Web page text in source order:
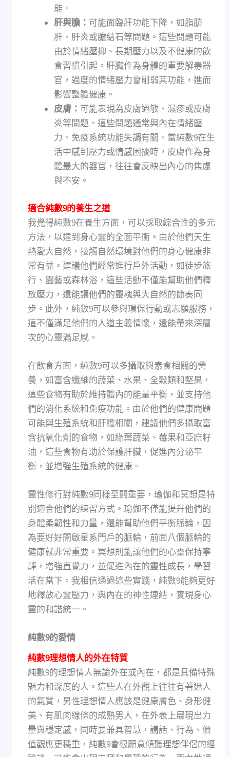
能。
肝與膽： 可能面臨肝功能下降，如脂肪
肝、肝炎或膽結石等問題。這些問題可能
由於情緒壓抑、長期壓力以及不健康的飲
食習慣引起。肝臟作為身體的重要解毒器
官，過度的情緒壓力會削弱其功能，進而
影響整體健康。
皮膚： 可能表現為皮膚過敏、濕疹或皮膚
炎等問題。這些問題通常與內在情緒壓
力、免疫系統功能失調有關。當純數9在生
活中感到壓力或情感困擾時，皮膚作為身
體最大的器官，往往會反映出內心的焦慮
與不安。
適合純數9的養生之道
我覺得純數9在養生方面，可以採取綜合性的多元
方法，以達到身心靈的全面平衡。由於他們天生
熱愛大自然，接觸自然環境對他們的身心健康非
常有益。建議他們經常進行戶外活動，如徒步旅
行、園藝或森林浴，這些活動不僅能幫助他們釋
放壓力，還能讓他們的靈魂與大自然的節奏同
步。此外，純數9可以參與環保行動或志願服務，
這不僅滿足他們的人道主義情懷，還能帶來深層
次的心靈滿足感。
在飲食方面，純數9可以多攝取與素食相關的營
養，如富含纖維的蔬菜、水果、全穀類和堅果，
這些食物有助於維持體內的能量平衡，並支持他
們的消化系統和免疫功能。由於他們的健康問題
可能與生殖系統和肝膽相關，建議他們多攝取富
含抗氧化劑的食物，如綠葉蔬菜、莓果和亞麻籽
油，這些食物有助於保護肝臟，促進內分泌平
衡，並增強生殖系統的健康。
靈性修行對純數9同樣至關重要，瑜伽和冥想是特
別適合他們的練習方式。瑜伽不僅能提升他們的
身體柔韌性和力量，還能幫助他們平衡脈輪，因
為要好好開啟星系門戶的脈輪，前面八個脈輪的
健康就非常重要。冥想則能讓他們的心靈保持寧
靜，增強直覺力，並促進內在的靈性成長，學習
活在當下。我相信通過這些實踐，純數9能夠更好
地釋放心靈壓力，與內在的神性連結，實現身心
靈的和諧統一。
純數9的愛情
純數9理想情人的外在特質
純數9的理想情人無論外在或內在，都是具備特殊
魅力和深度的人。這些人在外觀上往往有著迷人
的氣質，男性理想情人應該是健康膚色、身形健
美、有肌肉線條的成熟男人，在外表上展現出力
量與穩定感，同時要兼具智慧，講話、行為、價
值觀應更穩重，純數9會很願意傾聽理想伴侶的經